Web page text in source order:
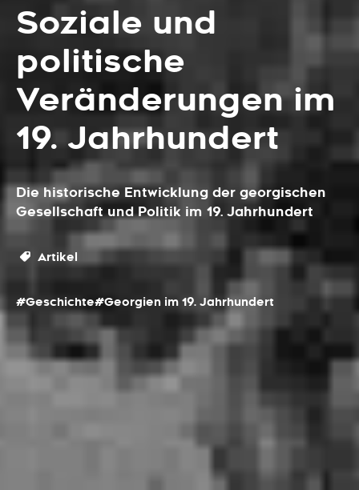
Soziale und
politische
Veränderungen im
19. Jahrhundert
Die historische Entwicklung der georgischen
Gesellschaft und Politik im 19. Jahrhundert
Artikel
#Geschichte#Georgien im 19. Jahrhundert